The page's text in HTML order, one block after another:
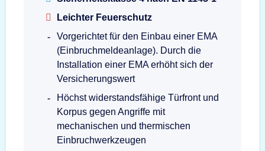
Leichter Feuerschutz
Vorgerichtet für den Einbau einer EMA
(Einbruchmeldeanlage). Durch die
Installation einer EMA erhöht sich der
Versicherungswert
Höchst widerstandsfähige Türfront und
Korpus gegen Angriffe mit
mechanischen und thermischen
Einbruchwerkzeugen